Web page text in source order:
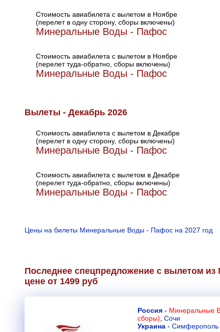
Стоимость авиабилета с вылетом в Ноябре
(перелет в одну сторону, сборы включены)
Минеральные Воды - Пафос
Стоимость авиабилета с вылетом в Ноябре
(перелет туда-обратно, сборы включены)
Минеральные Воды - Пафос
Вылеты - Декабрь 2026
Стоимость авиабилета с вылетом в Декабре
(перелет в одну сторону, сборы включены)
Минеральные Воды - Пафос
Стоимость авиабилета с вылетом в Декабре
(перелет туда-обратно, сборы включены)
Минеральные Воды - Пафос
Цены на билеты Минеральные Воды - Пафос на 2027 год
Последнее спецпредложение с вылетом
цене от 1499 руб
Россия - Минеральные
сборы) Сочи
Украина - Симферополь